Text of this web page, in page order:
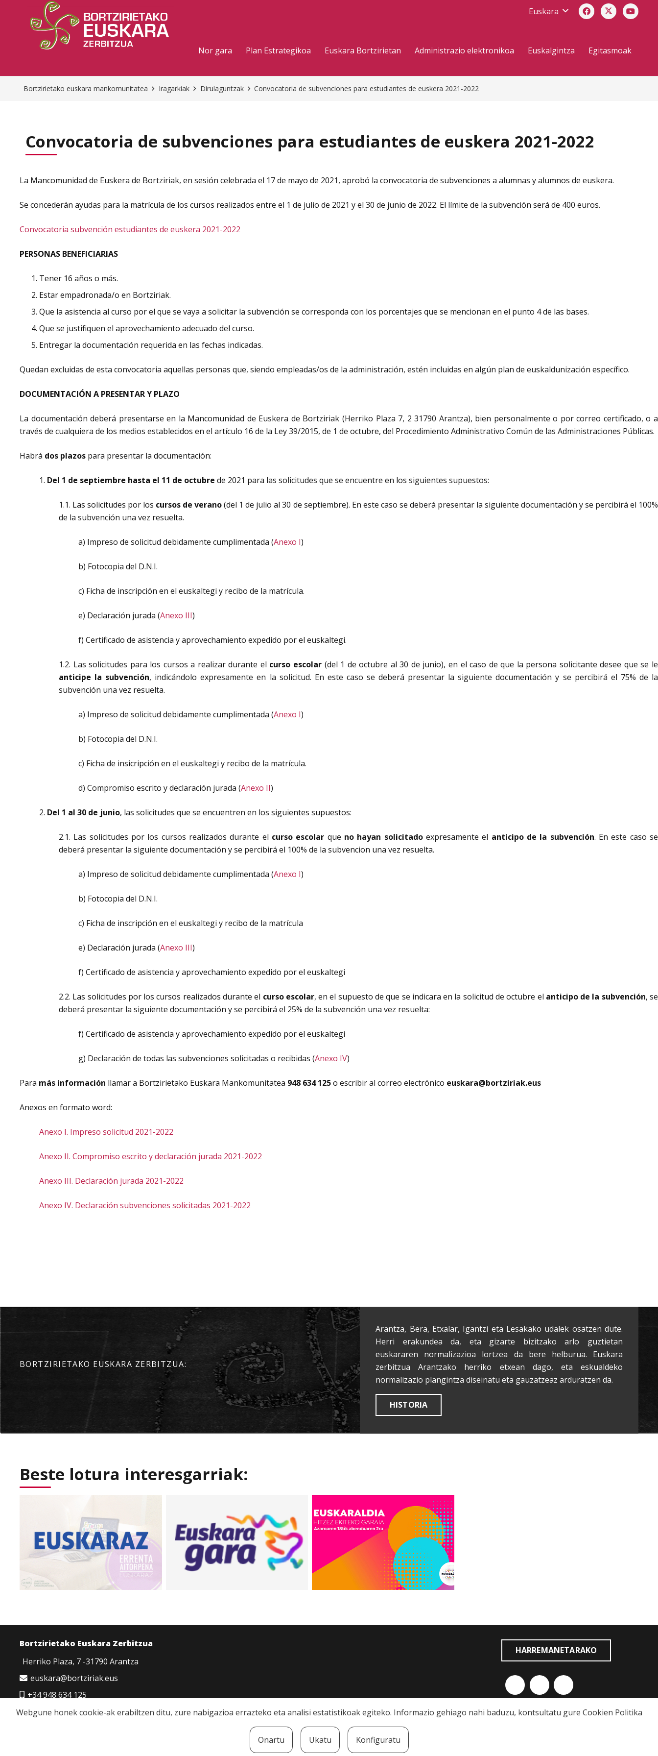
Euskara
Nor gara Plan Estrategikoa Euskara Bortzirietan Administrazio elektronikoa Euskalgintza Egitasmoak
Bortzirietako euskara mankomunitatea Iragarkiak Dirulaguntzak Convocatoria de subvenciones para estudiantes de euskera 2021-2022
Convocatoria de subvenciones para estudiantes de euskera 2021-2022
La Mancomunidad de Euskera de Bortziriak, en sesión celebrada el 17 de mayo de 2021, aprobó la convocatoria de subvenciones a alumnas y alumnos de euskera.
Se concederán ayudas para la matrícula de los cursos realizados entre el 1 de julio de 2021 y el 30 de junio de 2022. El límite de la subvención será de 400 euros.
Convocatoria subvención estudiantes de euskera 2021-2022
PERSONAS BENEFICIARIAS
Tener 16 años o más.
Estar empadronada/o en Bortziriak.
Que la asistencia al curso por el que se vaya a solicitar la subvención se corresponda con los porcentajes que se mencionan en el punto 4 de las bases.
Que se justifiquen el aprovechamiento adecuado del curso.
Entregar la documentación requerida en las fechas indicadas.
Quedan excluidas de esta convocatoria aquellas personas que, siendo empleadas/os de la administración, estén incluidas en algún plan de euskaldunización específico.
DOCUMENTACIÓN A PRESENTAR Y PLAZO
La documentación deberá presentarse en la Mancomunidad de Euskera de Bortziriak (Herriko Plaza 7, 2 31790 Arantza), bien personalmente o por correo certificado, o a
través de cualquiera de los medios establecidos en el artículo 16 de la Ley 39/2015, de 1 de octubre, del Procedimiento Administrativo Común de las Administraciones Públicas.
Habrá dos plazos para presentar la documentación:
1. Del 1 de septiembre hasta el 11 de octubre de 2021 para las solicitudes que se encuentre en los siguientes supuestos:
1.1. Las solicitudes por los cursos de verano(del 1 de julio al 30 de septiembre). En este caso se deberá presentar la siguiente documentación y se percibirá el 100%
de la subvención una vez resuelta.
a) Impreso de solicitud debidamente cumplimentada (Anexo I)
b) Fotocopia del D.N.I.
c) Ficha de inscripción en el euskaltegi y recibo de la matrícula.
e) Declaración jurada (Anexo III)
f) Certificado de asistencia y aprovechamiento expedido por el euskaltegi.
1.2. Las solicitudes para los cursos a realizar durante el curso escolar (del 1 de octubre al 30 de junio), en el caso de que la persona solicitante desee que se le
anticipe la subvención, indicándolo expresamente en la solicitud. En este caso se deberá presentar la siguiente documentación y se percibirá el 75% de la
subvención una vez resuelta.
a) Impreso de solicitud debidamente cumplimentada (Anexo I)
b) Fotocopia del D.N.I.
c) Ficha de insicripción en el euskaltegi y recibo de la matrícula.
d) Compromiso escrito y declaración jurada (Anexo II)
2. Del 1 al 30 de junio, las solicitudes que se encuentren en los siguientes supuestos:
2.1. Las solicitudes por los cursos realizados durante el curso escolar que no hayan solicitadoexpresamente el anticipo de la subvención. En este caso se
deberá presentar la siguiente documentación y se percibirá el 100% de la subvencion una vez resuelta.
a) Impreso de solicitud debidamente cumplimentada (Anexo I)
b) Fotocopia del D.N.I.
c) Ficha de inscripción en el euskaltegi y recibo de la matrícula
e) Declaración jurada (Anexo III)
f) Certificado de asistencia y aprovechamiento expedido por el euskaltegi
2.2. Las solicitudes por los cursos realizados durante el curso escolar, en el supuesto de que se indicara en la solicitud de octubre el anticipo de la subvención, se
deberá presentar la siguiente documentación y se percibirá el 25% de la subvención una vez resuelta:
f) Certificado de asistencia y aprovechamiento expedido por el euskaltegi
g) Declaración de todas las subvenciones solicitadas o recibidas (Anexo IV)
Para más información llamar a Bortzirietako Euskara Mankomunitatea 948 634 125o escribir al correo electrónico euskara@bortziriak.eus
Anexos en formato word:
Anexo I. Impreso solicitud 2021-2022
Anexo II. Compromiso escrito y declaración jurada 2021-2022
Anexo III. Declaración jurada 2021-2022
Anexo IV. Declaración subvenciones solicitadas 2021-2022
BORTZIRIETAKO EUSKARA ZERBITZUA:
Arantza, Bera, Etxalar, Igantzi eta Lesakako udalek osatzen dute.
Herri erakundea da, eta gizarte bizitzako arlo guztietan
euskararen normalizazioa lortzea da bere helburua. Euskara
zerbitzua Arantzako herriko etxean dago, eta eskualdeko
normalizazio plangintza diseinatu eta gauzatzeaz arduratzen da.
HISTORIA
Beste lotura interesgarriak:
Bortzirietako Euskara Zerbitzua
Herriko Plaza, 7 -31790 Arantza
euskara@bortziriak.eus
+34 948 634 125
680 65 06 50
HARREMANETARAKO
Webgune honek cookie-ak erabiltzen ditu, zure nabigazioa errazteko eta analisi estatistikoak egiteko. Informazio gehiago nahi baduzu, kontsultatu gure Cookien Politika
Onartu Ukatu Konfiguratu